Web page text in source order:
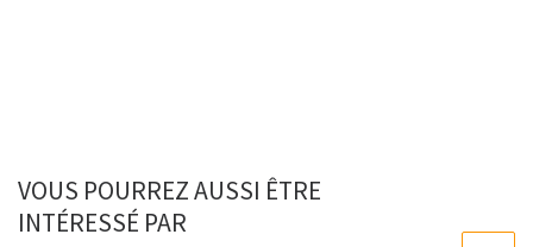
VOUS POURREZ AUSSI ÊTRE
INTÉRESSÉ PAR